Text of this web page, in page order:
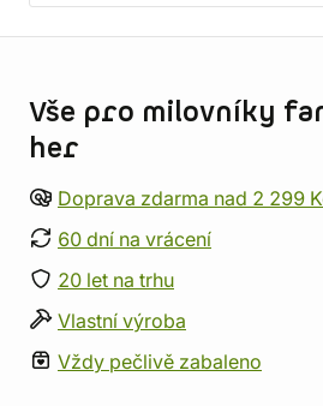
Vše pro milovníky
her
Doprava zdarma nad 2 299
60 dní na vrácení
20 let na trhu
Vlastní výroba
Vždy pečlivě zabaleno